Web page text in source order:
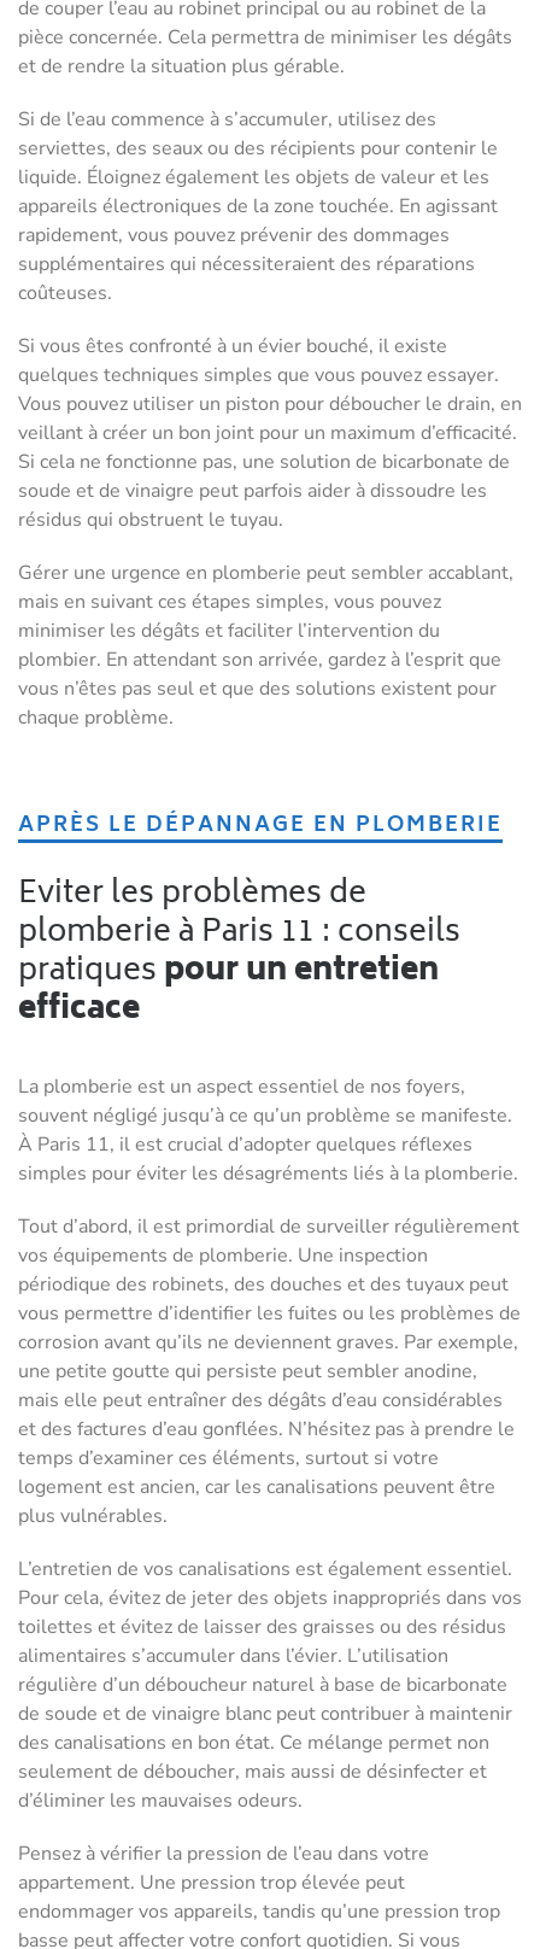
de couper l’eau au robinet principal ou au robinet de la
pièce concernée. Cela permettra de minimiser les dégâts
et de rendre la situation plus gérable.
Si de l’eau commence à s’accumuler, utilisez des
serviettes, des seaux ou des récipients pour contenir le
liquide. Éloignez également les objets de valeur et les
appareils électroniques de la zone touchée. En agissant
rapidement, vous pouvez prévenir des dommages
supplémentaires qui nécessiteraient des réparations
coûteuses.
Si vous êtes confronté à un évier bouché, il existe
quelques techniques simples que vous pouvez essayer.
Vous pouvez utiliser un piston pour déboucher le drain, en
veillant à créer un bon joint pour un maximum d’efficacité.
Si cela ne fonctionne pas, une solution de bicarbonate de
soude et de vinaigre peut parfois aider à dissoudre les
résidus qui obstruent le tuyau.
Gérer une urgence en plomberie peut sembler accablant,
mais en suivant ces étapes simples, vous pouvez
minimiser les dégâts et faciliter l’intervention du
plombier. En attendant son arrivée, gardez à l’esprit que
vous n’êtes pas seul et que des solutions existent pour
chaque problème.
APRÈS LE DÉPANNAGE EN PLOMBERIE
Eviter les problèmes de
plomberie à Paris 11 : conseils
pratiquespour un entretien
efficace
La plomberie est un aspect essentiel de nos foyers,
souvent négligé jusqu’à ce qu’un problème se manifeste.
À Paris 11, il est crucial d’adopter quelques réflexes
simples pour éviter les désagréments liés à la plomberie.
Tout d’abord, il est primordial de surveiller régulièrement
vos équipements de plomberie. Une inspection
périodique des robinets, des douches et des tuyaux peut
vous permettre d’identifier les fuites ou les problèmes de
corrosion avant qu’ils ne deviennent graves. Par exemple,
une petite goutte qui persiste peut sembler anodine,
mais elle peut entraîner des dégâts d’eau considérables
et des factures d’eau gonflées. N’hésitez pas à prendre le
temps d’examiner ces éléments, surtout si votre
logement est ancien, car les canalisations peuvent être
plus vulnérables.
L’entretien de vos canalisations est également essentiel.
Pour cela, évitez de jeter des objets inappropriés dans vos
toilettes et évitez de laisser des graisses ou des résidus
alimentaires s’accumuler dans l’évier. L’utilisation
régulière d’un déboucheur naturel à base de bicarbonate
de soude et de vinaigre blanc peut contribuer à maintenir
des canalisations en bon état. Ce mélange permet non
seulement de déboucher, mais aussi de désinfecter et
d’éliminer les mauvaises odeurs.
Pensez à vérifier la pression de l’eau dans votre
appartement. Une pression trop élevée peut
endommager vos appareils, tandis qu’une pression trop
basse peut affecter votre confort quotidien. Si vous